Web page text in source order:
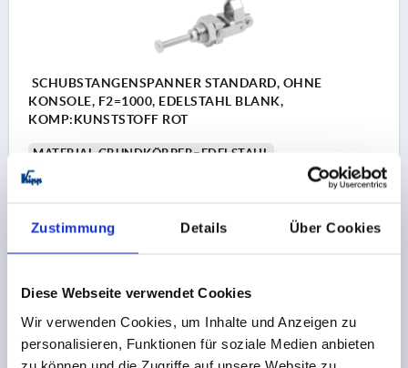
Zustimmung Details Über Cookies
Diese Webseite verwendet Cookies
Wir verwenden Cookies, um Inhalte und Anzeigen zu
personalisieren, Funktionen für soziale Medien anbieten
zu können und die Zugriffe auf unsere Website zu
SCHUBSTANGENSPANNER STANDARD, OHNE
KONSOLE, F2=1000, EDELSTAHL BLANK,
KOMP:KUNSTSTOFF ROT
MATERIAL GRUNDKÖRPER=EDELSTAHL
AUSFÜHRUNG 2=OHNE KONSOLE
HALTEKRAFT F2 N=1000
H=78
Bestellnummer:K1547.11000
53,96 €
zzgl. MwSt.
zzgl. Versandkosten
DETAILS